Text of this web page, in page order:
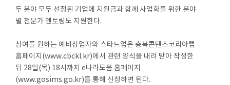
두 분야 모두 선정된 기업에 지원금과 함께 사업화를 위한 분야
별 전문가 멘토링도 지원한다.
참여를 원하는 예비창업자와 스타트업은 충북콘텐츠코리아랩
홈페이지(www.cbckl.kr)에서 관련 양식을 내려 받아 작성한
뒤 28일(목) 18시까지 e나라도움 홈페이지
(www.gosims.go.kr)를 통해 신청하면 된다.